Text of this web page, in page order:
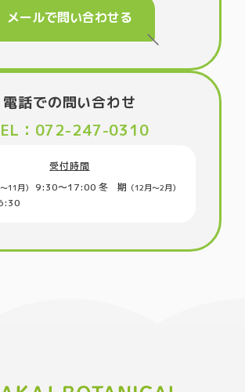
メールで問い合わせる
電話での問い合わせ
：072-247-0310
受付時間
〜11月） 9:30〜17:00 冬 期 （12月～2月）